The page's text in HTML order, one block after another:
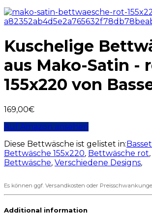
Kuschelige
aus Mako-Satin -
155x220 von
169,00€
Auf Amazon ansehen
Diese Bettwäsche ist gelistet in:
Bettwäsche 155x220, Bettwäsche rot,
Bettwäsche, Verschiedene Designs,
Es können ggf. Versandkosten oder
Additional information